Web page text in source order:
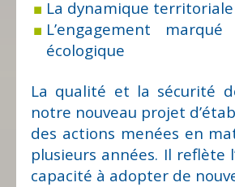
La dynamique
L’engagement
écologique
La qualité et la sécurité
notre nouveau projet
des actions menées en
plusieurs années. Il reflète
capacité à adopter de